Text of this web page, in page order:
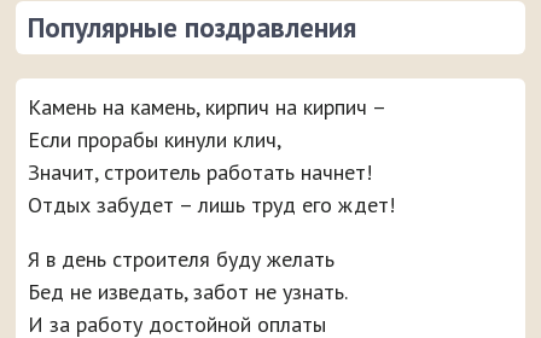
Популярные поздравления
Камень на камень, кирпич на кирпич –
Если прорабы кинули клич,
Значит, строитель работать начнет!
Отдых забудет – лишь труд его ждет!
Я в день строителя буду желать
Бед не изведать, забот не узнать.
И за работу достойной оплаты